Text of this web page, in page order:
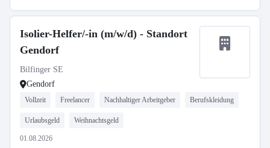
Isolier-Helfer/-in (m/w/d) - Standort
Gendorf
Bilfinger SE
Gendorf
Vollzeit Freelancer Nachhaltiger Arbeitgeber Berufskleidung
Urlaubsgeld Weihnachtsgeld
01.08.2026